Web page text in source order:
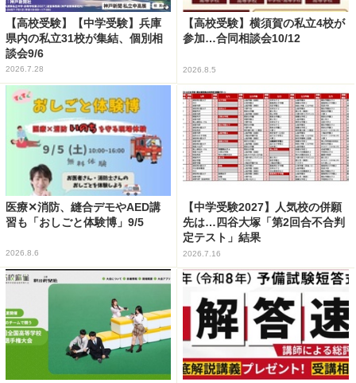
【高校受験】【中学受験】兵庫
県内の私立31校が集結、個別相
談会9/6
2026.7.28
【高校受験】横須賀の私立4校が
参加…合同相談会10/12
2026.8.5
医療✕消防、縫合デモやAED講
習も「おしごと体験博」9/5
2026.8.6
【中学受験2027】人気校の併願
先は…四谷大塚「第2回合不合判
定テスト」結果
2026.7.16